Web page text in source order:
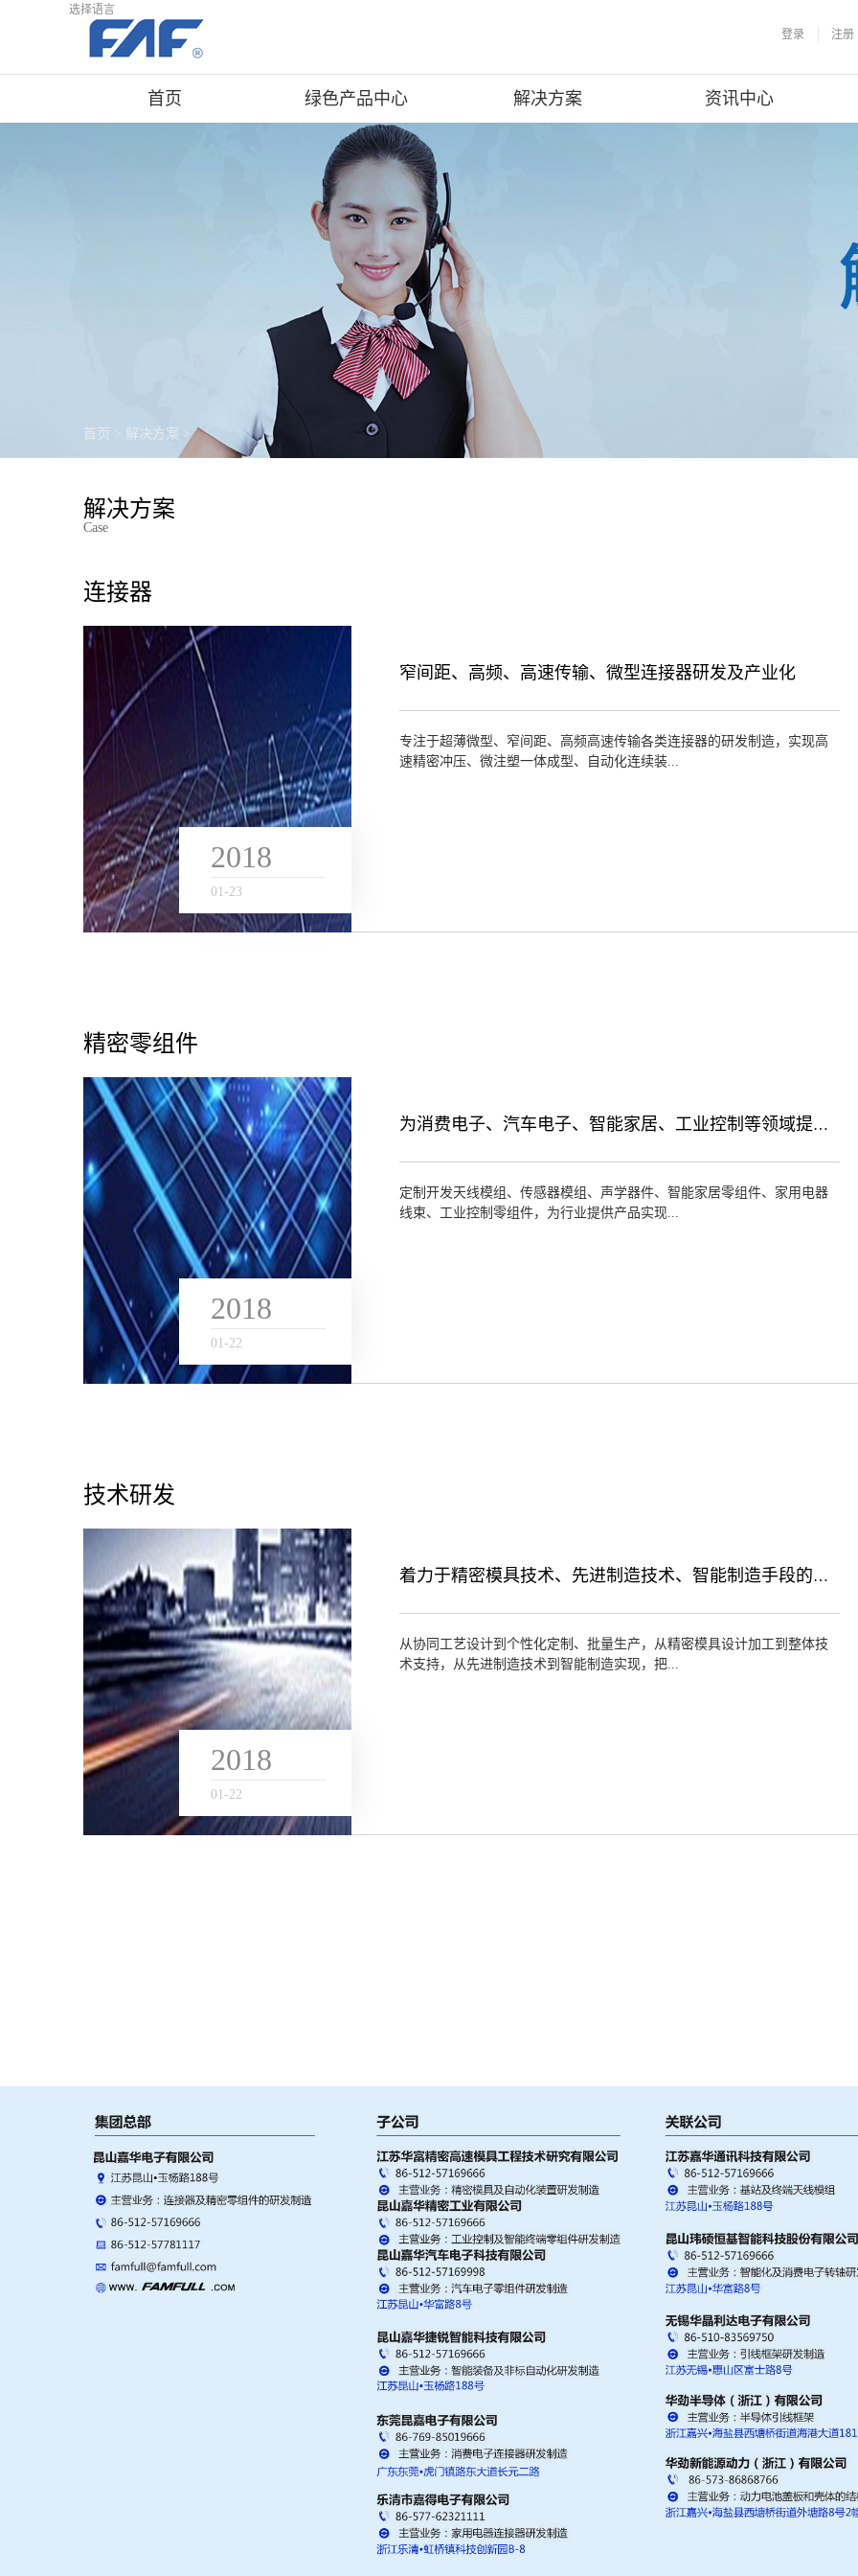
登录 注册
选择语言
首页 绿色产品中心 解决方案 资讯中心
首页 > 解决方案 >
解决方案
Case
连接器
2018
01-23
窄间距、高频、高速传输、微型连接器研发及产业化
专注于超薄微型、窄间距、高频高速传输各类连接器的研发制造，实现高
速精密冲压、微注塑一体成型、自动化连续装...
精密零组件
2018
01-22
为消费电子、汽车电子、智能家居、工业控制等领域提供产业化解决方案
定制开发天线模组、传感器模组、声学器件、智能家居零组件、家用电器
线束、工业控制零组件，为行业提供产品实现...
技术研发
2018
01-22
着力于精密模具技术、先进制造技术、智能制造手段的研发，为行业提供产品实现服务
从协同工艺设计到个性化定制、批量生产，从精密模具设计加工到整体技
术支持，从先进制造技术到智能制造实现，把...